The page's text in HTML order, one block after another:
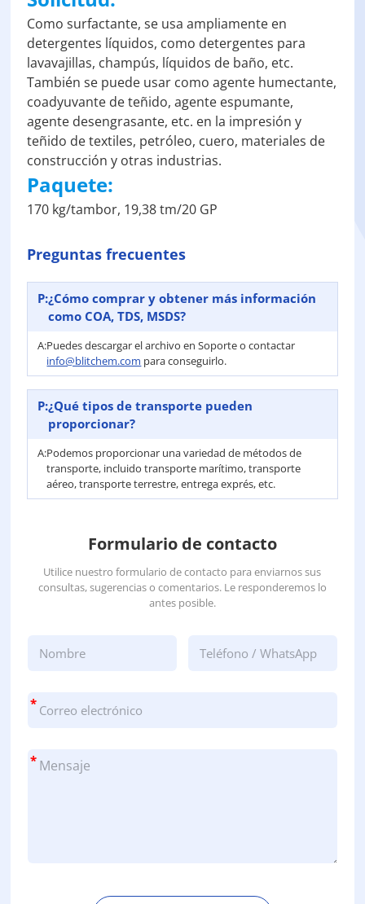
Como surfactante, se usa ampliamente en
detergentes líquidos, como detergentes para
lavavajillas, champús, líquidos de baño, etc.
También se puede usar como agente humectante,
coadyuvante de teñido, agente espumante,
agente desengrasante, etc. en la impresión y
teñido de textiles, petróleo, cuero, materiales de
construcción y otras industrias.
Paquete:
170 kg/tambor, 19,38 tm/20 GP
Preguntas frecuentes
P:¿Cómo comprar y obtener más información
como COA, TDS, MSDS?
A:Puedes descargar el archivo en Soporte o contactar
info@blitchem.com para conseguirlo.
P:¿Qué tipos de transporte pueden
proporcionar?
A:Podemos proporcionar una variedad de métodos de
transporte, incluido transporte marítimo, transporte
aéreo, transporte terrestre, entrega exprés, etc.
Formulario de contacto
Utilice nuestro formulario de contacto para enviarnos sus
consultas, sugerencias o comentarios. Le responderemos lo
antes posible.
*
*